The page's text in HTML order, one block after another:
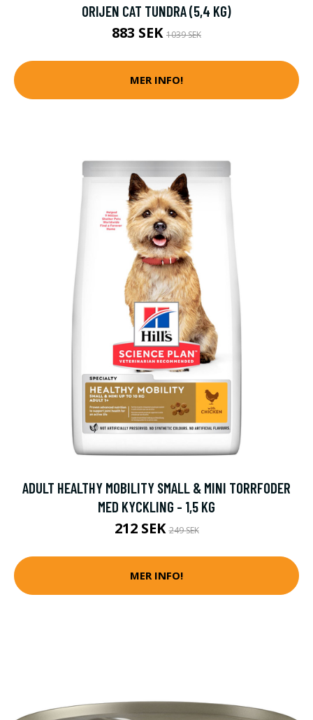
ORIJEN CAT TUNDRA (5,4 KG)
883 SEK 1039 SEK
MER INFO!
ADULT HEALTHY MOBILITY SMALL & MINI TORRFODER
MED KYCKLING - 1,5 KG
212 SEK249 SEK
MER INFO!